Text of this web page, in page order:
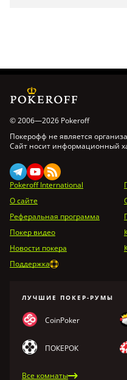
© 2006—2026 Pokeroff
Покерофф не является
Сайт носит информационный
Pokeroff International
О сайте
Реферальная программа
Покер видео
Новости покера
Поддержка
ЛУЧШИЕ ПОКЕР-РУМЫ
CoinPoker
ПОКЕРОК
Все комнаты